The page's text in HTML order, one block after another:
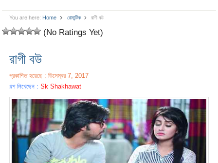
You are here: Home রোমান্টিক রাগী বউ
(No Ratings Yet)
রাগী বউ
প্রকাশিত হয়েছে : ডিসেম্বর 7, 2017
গল্প লিখেছেন :Sk Shakhawat